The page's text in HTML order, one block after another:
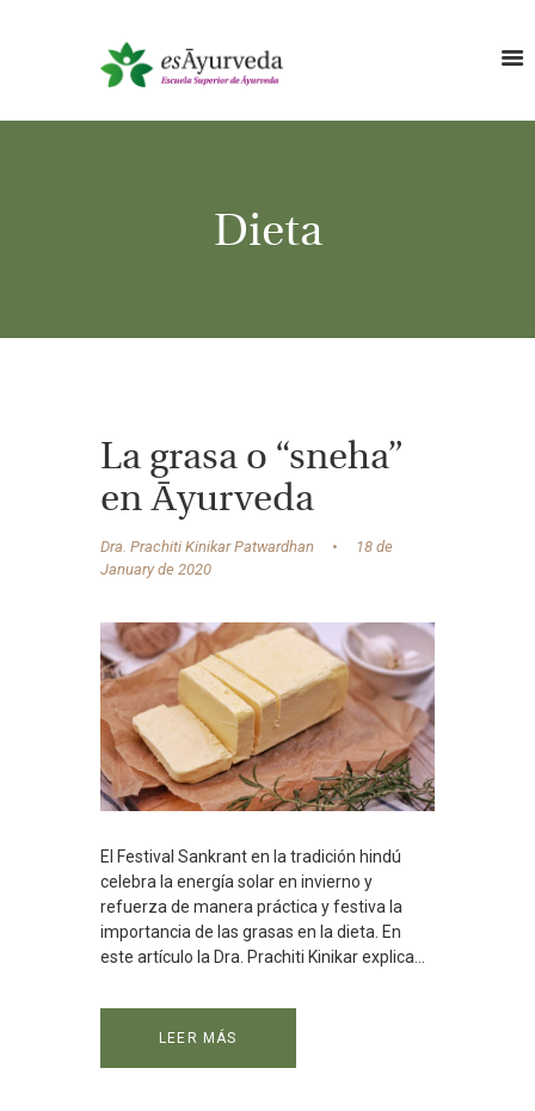
Dieta
La grasa o “sneha”
en Āyurveda
Dra. Prachiti Kinikar Patwardhan
18 de
January de 2020
El Festival Sankrant en la tradición hindú
celebra la energía solar en invierno y
refuerza de manera práctica y festiva la
importancia de las grasas en la dieta. En
este artículo la Dra. Prachiti Kinikar explica...
LEER MÁS